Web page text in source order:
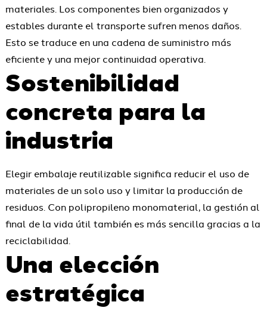
materiales. Los componentes bien organizados y
estables durante el transporte sufren menos daños.
Esto se traduce en una cadena de suministro más
eficiente y una mejor continuidad operativa.
Sostenibilidad
concreta para la
industria
Elegir embalaje reutilizable significa reducir el uso de
materiales de un solo uso y limitar la producción de
residuos. Con polipropileno monomaterial, la gestión al
final de la vida útil también es más sencilla gracias a la
reciclabilidad.
Una elección
estratégica